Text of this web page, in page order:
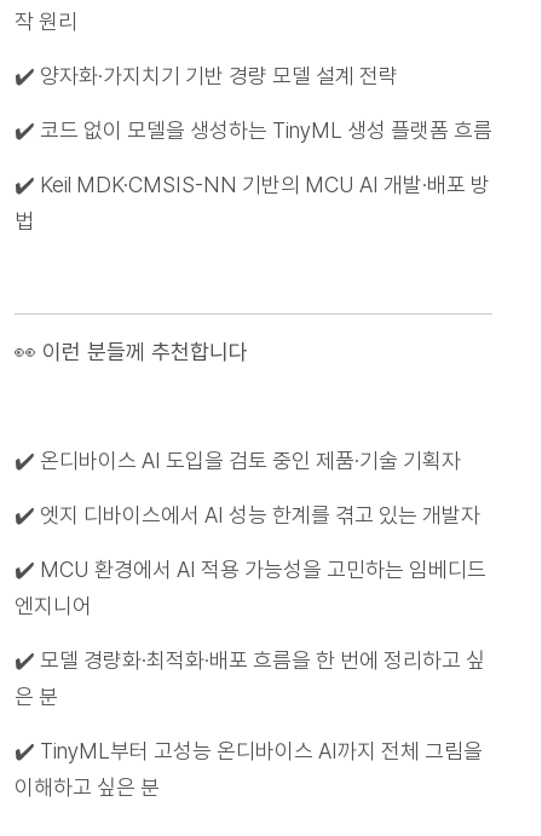
작 원리
✔️ 양자화·가지치기 기반 경량 모델 설계 전략
✔️ 코드 없이 모델을 생성하는 TinyML 생성 플랫폼 흐름
✔️ Keil MDK·CMSIS-NN 기반의 MCU AI 개발·배포 방
법
👀 이런 분들께 추천합니다
✔️ 온디바이스 AI 도입을 검토 중인 제품·기술 기획자
✔️ 엣지 디바이스에서 AI 성능 한계를 겪고 있는 개발자
✔️ MCU 환경에서 AI 적용 가능성을 고민하는 임베디드
엔지니어
✔️ 모델 경량화·최적화·배포 흐름을 한 번에 정리하고 싶
은 분
✔️ TinyML부터 고성능 온디바이스 AI까지 전체 그림을
이해하고 싶은 분